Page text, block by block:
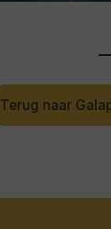
Terug naar